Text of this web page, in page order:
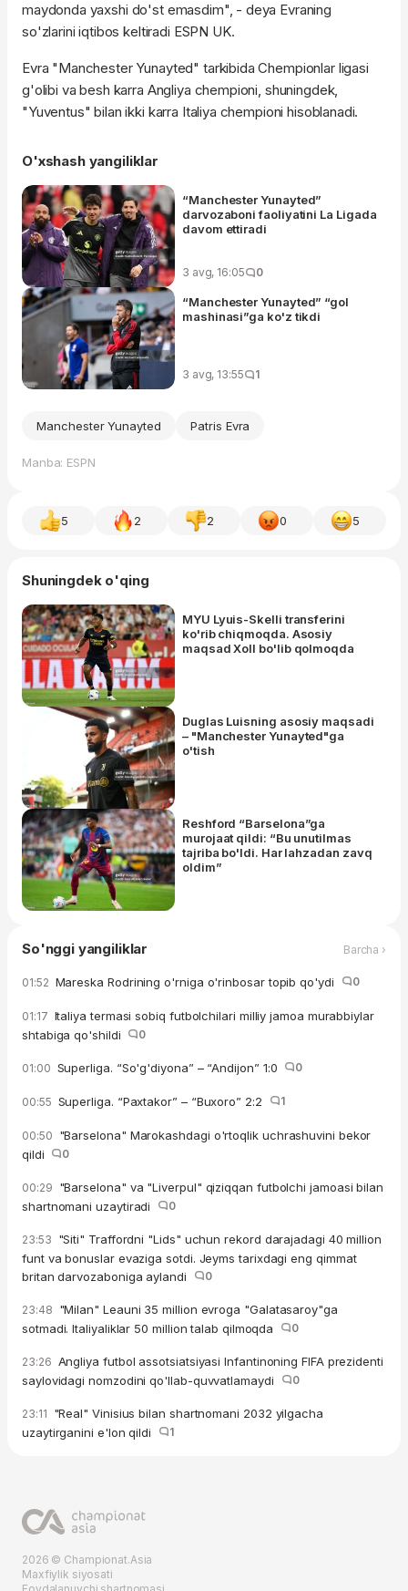
maydonda yaxshi do'st emasdim", - deya Evraning
so'zlarini iqtibos keltiradi ESPN UK.
Evra "Manchester Yunayted" tarkibida Chempionlar ligasi
g'olibi va besh karra Angliya chempioni, shuningdek,
"Yuventus" bilan ikki karra Italiya chempioni hisoblanadi.
O'xshash yangiliklar
“Manchester Yunayted”
darvozaboni faoliyatini La Ligada
davom ettiradi
3 avg, 16:05 0
“Manchester Yunayted” “gol
mashinasi”ga ko'z tikdi
3 avg, 13:55 1
Manchester Yunayted Patris Evra
Manba: ESPN
5 2 2 0 5
Shuningdek o'qing
MYU Lyuis-Skelli transferini
ko'rib chiqmoqda. Asosiy
maqsad Xoll bo'lib qolmoqda
Duglas Luisning asosiy maqsadi
– "Manchester Yunayted"ga
o'tish
Reshford “Barselona”ga
murojaat qildi: “Bu unutilmas
tajriba bo'ldi. Har lahzadan zavq
oldim”
So'nggi yangiliklar Barcha ›
01:52 Mareska Rodrining o'rniga o'rinbosar topib qo'ydi 0
01:17 Italiya termasi sobiq futbolchilari milliy jamoa murabbiylar
shtabiga qo'shildi
0
01:00 Superliga. “So'g'diyona” – “Andijon” 1:0 0
00:55 Superliga. “Paxtakor” – “Buxoro” 2:2 1
00:50 "Barselona" Marokashdagi o'rtoqlik uchrashuvini bekor
qildi
0
00:29 "Barselona" va "Liverpul" qiziqqan futbolchi jamoasi bilan
shartnomani uzaytiradi
0
23:53 "Siti" Traffordni "Lids" uchun rekord darajadagi 40 million
funt va bonuslar evaziga sotdi. Jeyms tarixdagi eng qimmat
britan darvozaboniga aylandi
0
23:48 "Milan" Leauni 35 million evroga "Galatasaroy"ga
sotmadi. Italiyaliklar 50 million talab qilmoqda
0
23:26 Angliya futbol assotsiatsiyasi Infantinoning FIFA prezidenti
saylovidagi nomzodini qo'llab-quvvatlamaydi
0
23:11 "Real" Vinisius bilan shartnomani 2032 yilgacha
uzaytirganini e'lon qildi
1
2026 © Championat.Asia
Maxfiylik siyosati